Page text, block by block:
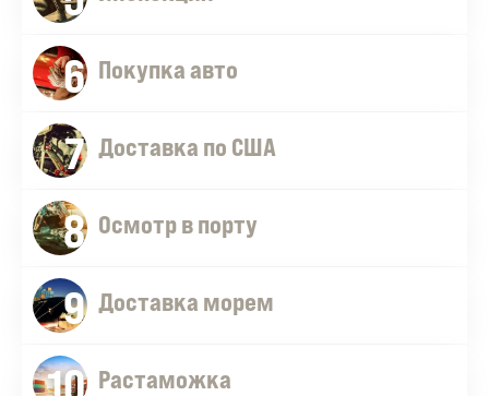
6 Покупка авто
7 Доставка по США
8 Осмотр в порту
9 Доставка морем
Растаможка